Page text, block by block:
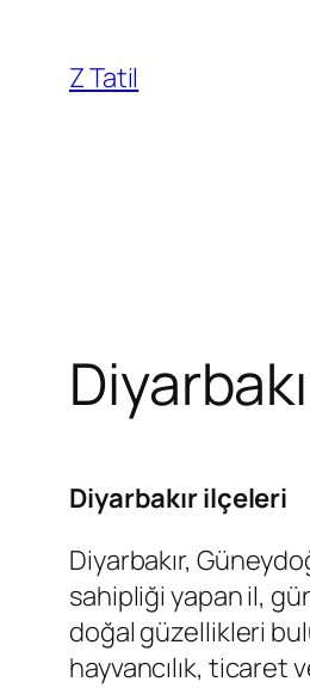
Z Tatil
Diyarbakır ilçeleri
Diyarbakır,
sahipliği yapan il,
doğal güzellikleri
hayvancılık, ticaret